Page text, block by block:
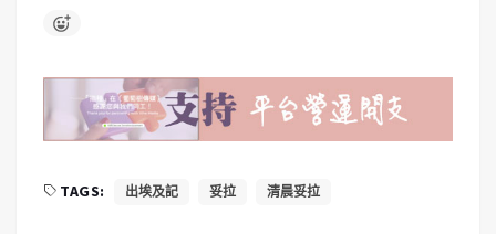
TAGS: 出埃及記 妥拉 清晨妥拉